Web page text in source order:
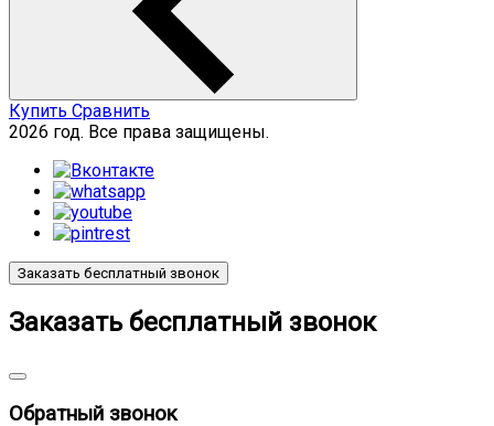
Купить Сравнить
2026 год. Все права защищены.
Заказать бесплатный звонок
Заказать бесплатный звонок
Обратный звонок